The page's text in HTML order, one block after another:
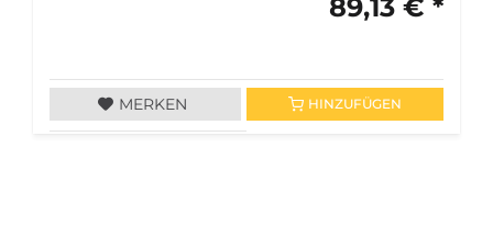
89,13 € *
MERKEN HINZUFÜGEN